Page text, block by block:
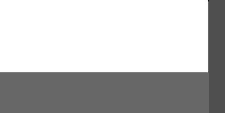
die Grabpflege, aber auch beispielsweise die
in der Erbschaftsteuererklärung